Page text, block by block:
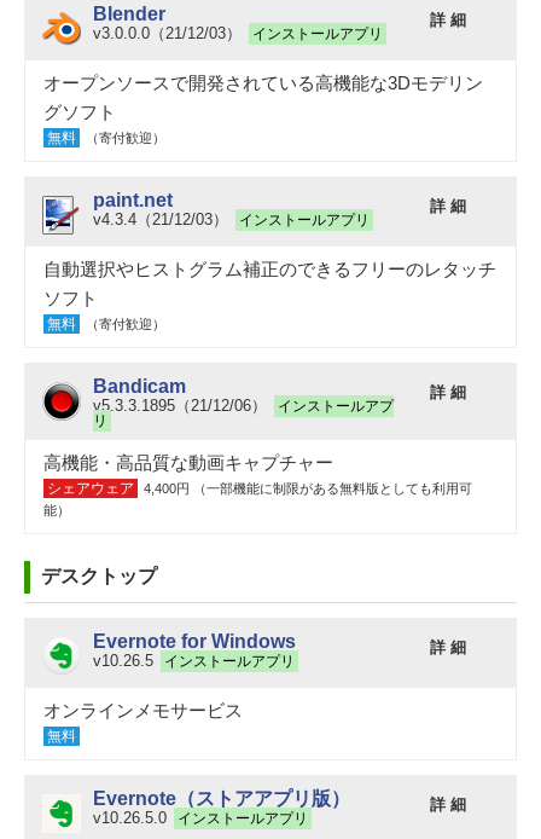
Blender
v3.0.0.0（21/12/03） インストールアプリ
詳 細
オープンソースで開発されている高機能な3Dモデリン
グソフト
無料 （寄付歓迎）
paint.net
v4.3.4（21/12/03） インストールアプリ
詳 細
自動選択やヒストグラム補正のできるフリーのレタッチ
ソフト
無料 （寄付歓迎）
Bandicam
v5.3.3.1895（21/12/06）
インストールアプ
リ
詳 細
高機能・高品質な動画キャプチャー
シェアウェア
4,400円 （一部機能に制限がある無料版としても利用可
能）
デスクトップ
Evernote for Windows
v10.26.5 インストールアプリ
詳 細
オンラインメモサービス
無料
Evernote（ストアアプリ版）
v10.26.5.0 インストールアプリ
詳 細